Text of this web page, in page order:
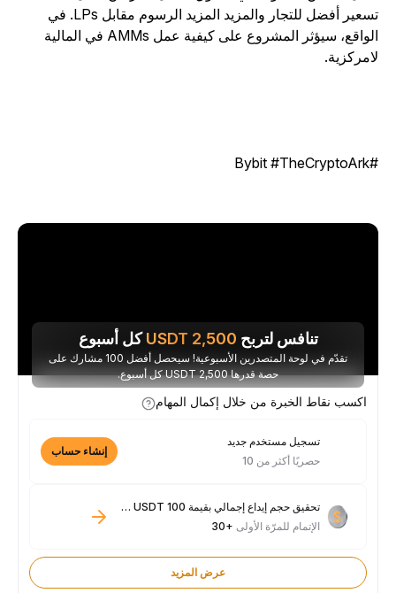
تسعير أفضل للتجار والمزيد المزيد الرسوم مقابل LPs. في
الواقع، سيؤثر المشروع على كيفية عمل AMMs في المالية
تنافس لتربح 2,500
USDTكل أسبوع
تقدّم في لوحة المتصدرين الأسبوعية! سيحصل أفضل 100 مشارك على
حصة قدرها 2,500 USDT كل أسبوع.
اكسب نقاط الخبرة من خلال إكمال المهام
تسجيل مستخدم جديد
حصريًا أكثر من 10
إنشاء حساب
تحقيق حجم إيداع إجمالي بقيمة 100 USDT فأكثر
الإتمام للمرّة الأولى+30
عرض المزيد